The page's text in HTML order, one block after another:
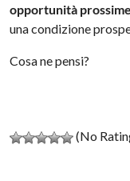
opportunità
una condizione
Cosa ne pensi?
(No